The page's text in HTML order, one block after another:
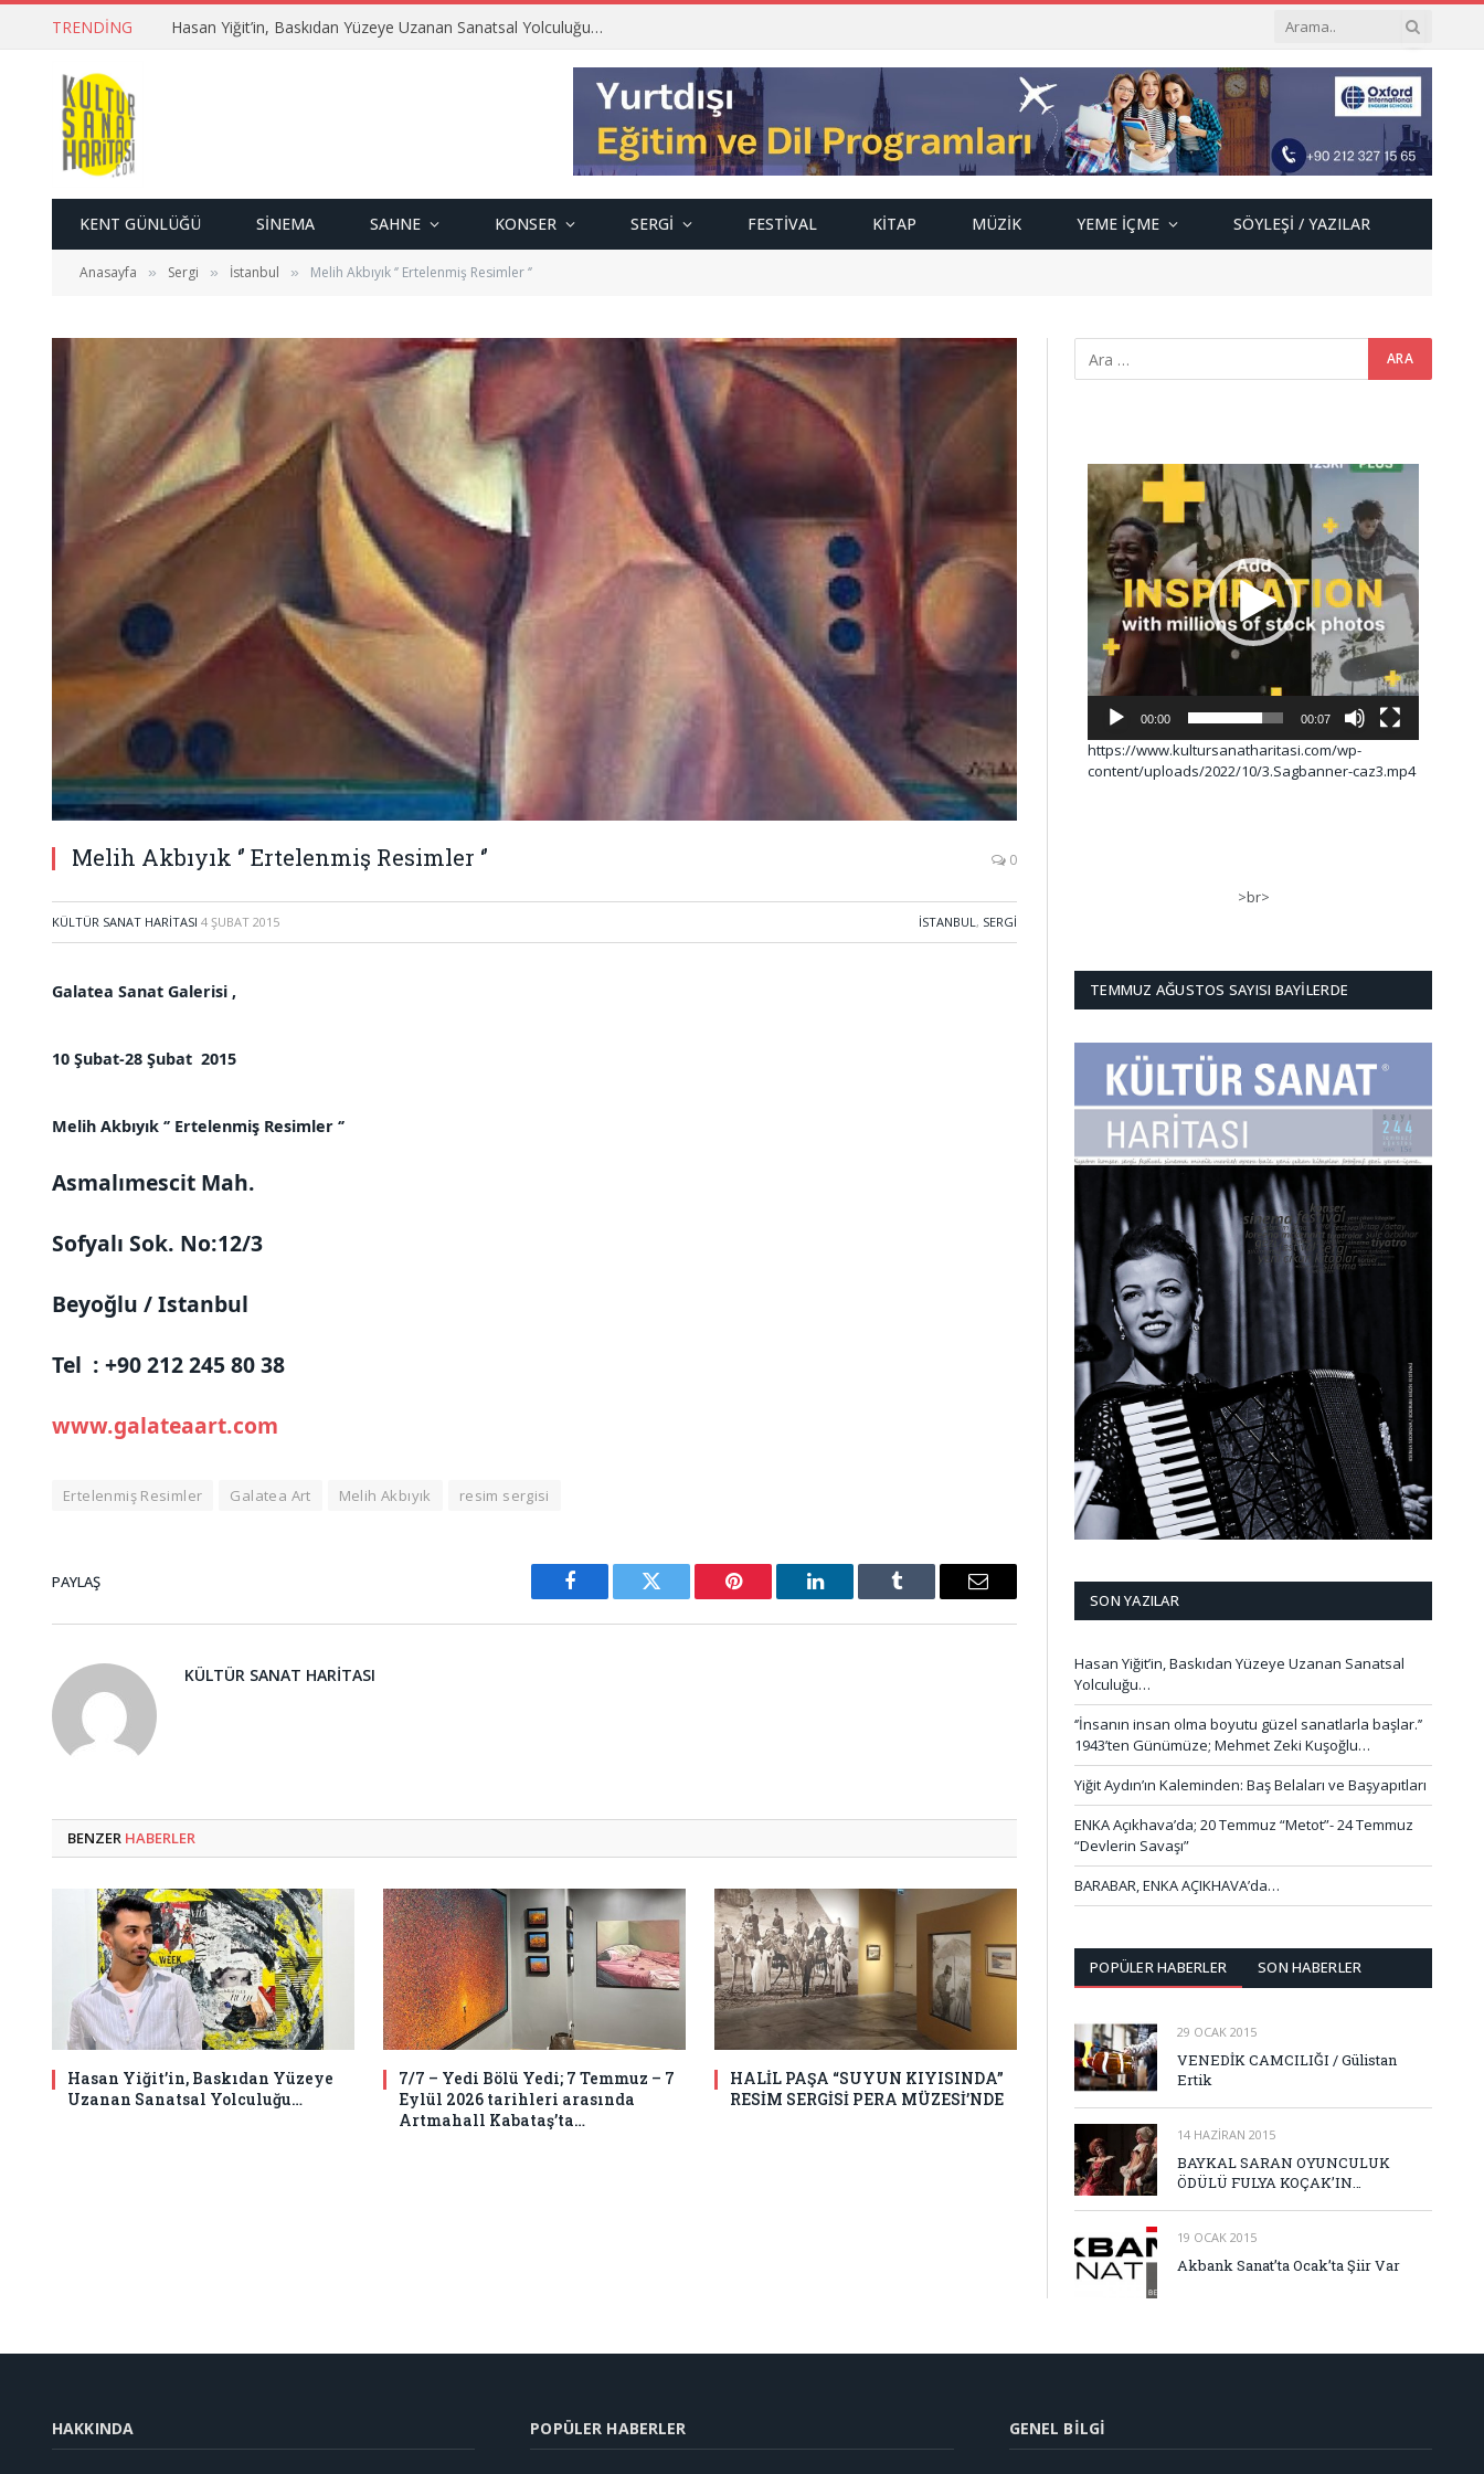
TRENDING Hasan Yiğit’in, Baskıdan Yüzeye Uzanan Sanatsal Yolculuğu…
KENT GÜNLÜĞÜ SINEMA SAHNE KONSER SERGI FESTIVAL KITAP MÜZIK YEME İÇME SÖYLEŞI / YAZILAR
Anasayfa » Sergi » İstanbul » Melih Akbıyık ‘’ Ertelenmiş Resimler ‘’
Melih Akbıyık ‘’ Ertelenmiş Resimler ‘’ 0
KÜLTÜR SANAT HARITASI 4 ŞUBAT 2015 İSTANBUL, SERGI
Galatea Sanat Galerisi ,
10 Şubat-28 Şubat 2015
Melih Akbıyık ‘’ Ertelenmiş Resimler ‘’
Asmalımescit Mah.
Sofyalı Sok. No:12/3
Beyoğlu / Istanbul
Tel : +90 212 245 80 38
www.galateaart.com
Ertelenmiş Resimler Galatea Art Melih Akbıyık resim sergisi
PAYLAŞ
Facebook Twitter Pinterest LinkedIn Tumblr Email
KÜLTÜR SANAT HARITASI
BENZER HABERLER
Hasan Yiğit’in, Baskıdan Yüzeye
Uzanan Sanatsal Yolculuğu…
7/7 – Yedi Bölü Yedi; 7 Temmuz – 7
Eylül 2026 tarihleri arasında
Artmahall Kabataş’ta…
HALİL PAŞA “SUYUN KIYISINDA”
RESİM SERGİSİ PERA MÜZESİ’NDE
Video
oynatıcı
00:00 00:07
https://www.kultursanatharitasi.com/wp-
content/uploads/2022/10/3.Sagbanner-caz3.mp4
>br>
TEMMUZ AĞUSTOS SAYISI BAYILERDE
SON YAZILAR
Hasan Yiğit’in, Baskıdan Yüzeye Uzanan Sanatsal
Yolculuğu…
‘’İnsanın insan olma boyutu güzel sanatlarla başlar.’’
1943’ten Günümüze; Mehmet Zeki Kuşoğlu…
Yiğit Aydın’ın Kaleminden: Baş Belaları ve Başyapıtları
ENKA Açıkhava’da; 20 Temmuz “Metot”- 24 Temmuz
“Devlerin Savaşı”
BARABAR, ENKA AÇIKHAVA’da…
POPÜLER HABERLER SON HABERLER
29 OCAK 2015
VENEDİK CAMCILIĞI / Gülistan
Ertik
14 HAZIRAN 2015
BAYKAL SARAN OYUNCULUK
ÖDÜLÜ FULYA KOÇAK’IN…
19 OCAK 2015
Akbank Sanat’ta Ocak’ta Şiir Var
HAKKINDA POPÜLER HABERLER GENEL BILGI